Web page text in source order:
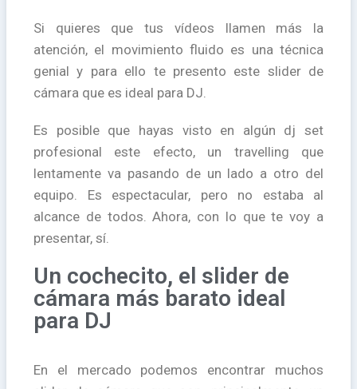
Si quieres que tus vídeos llamen más la
atención, el movimiento fluido es una técnica
genial y para ello te presento este slider de
cámara que es ideal para DJ.
Es posible que hayas visto en algún dj set
profesional este efecto, un travelling que
lentamente va pasando de un lado a otro del
equipo. Es espectacular, pero no estaba al
alcance de todos. Ahora, con lo que te voy a
presentar, sí.
Un cochecito, el slider de
cámara más barato ideal
para DJ
En el mercado podemos encontrar muchos